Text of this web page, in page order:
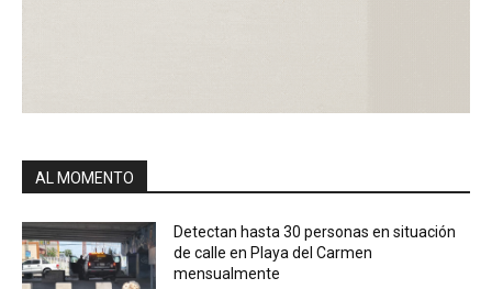
AL MOMENTO
Detectan hasta 30 personas en situación
de calle en Playa del Carmen
mensualmente